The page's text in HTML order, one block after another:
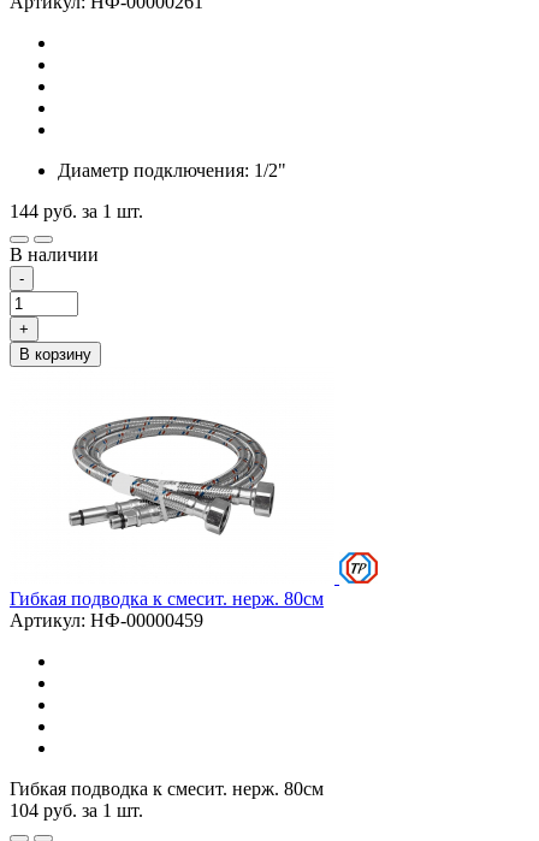
Диаметр подключения: 1/2"
144 руб. за 1 шт.
В наличии
-
+
В корзину
Гибкая подводка к смесит. нерж. 80см
Артикул: НФ-00000459
Гибкая подводка к смесит. нерж. 80см
104 руб. за 1 шт.